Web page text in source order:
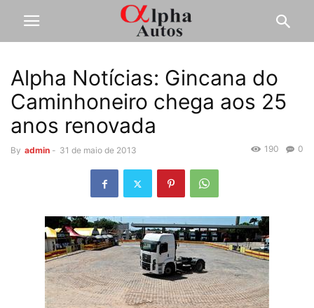
Alpha Notícias: Gincana do
Caminhoneiro chega aos 25
anos renovada
By admin - 31 de maio de 2013 0
190